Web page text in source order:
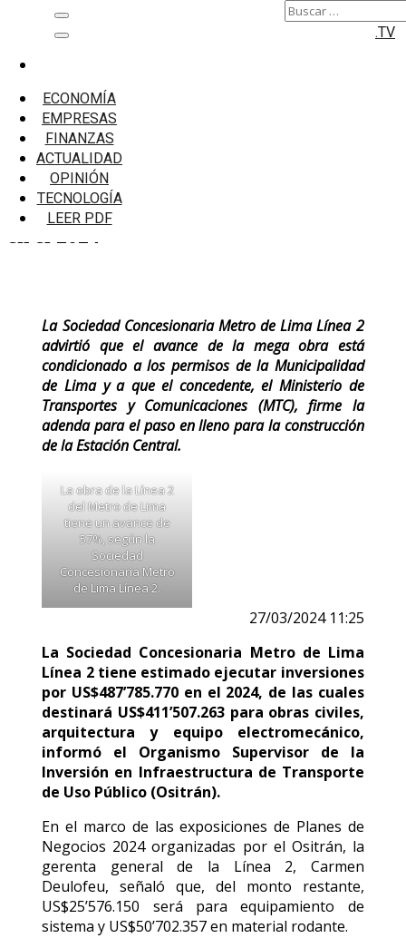
Menú
principal
ECONOMÍA
EMPRESAS
FINANZAS
ACTUALIDAD
OPINIÓN
TECNOLOGÍA
LEER PDF
Buscar:
.TV
Ositrán: Línea 2 del Metro de Lima tiene
proyectado invertir US$487,78 millones en el
2024
Ositrán: Línea 2 del Metro de Lima tiene
proyectado invertir US$487,78 millones
La Sociedad Concesionaria Metro de Lima Línea 2
advirtió que el avance de la mega obra está
condicionado a los permisos de la Municipalidad
de Lima y a que el concedente, el Ministerio de
Transportes y Comunicaciones (MTC), firme la
adenda para el paso en lleno para la construcción
de la Estación Central.
La obra de la Línea 2
del Metro de Lima
tiene un avance de
57%, según la
Sociedad
Concesionaria Metro
de Lima Línea 2.
27/03/2024 11:25
La Sociedad Concesionaria Metro de Lima
Línea 2 tiene estimado ejecutar inversiones
por US$487’785.770 en el 2024, de las cuales
destinará US$411’507.263 para obras civiles,
arquitectura y equipo electromecánico,
informó el Organismo Supervisor de la
Inversión en Infraestructura de Transporte
de Uso Público (Ositrán).
En el marco de las exposiciones de Planes de
Negocios 2024 organizadas por el Ositrán, la
gerenta general de la Línea 2, Carmen
Deulofeu, señaló que, del monto restante,
US$25’576.150 será para equipamiento de
sistema y US$50’702.357 en material rodante.